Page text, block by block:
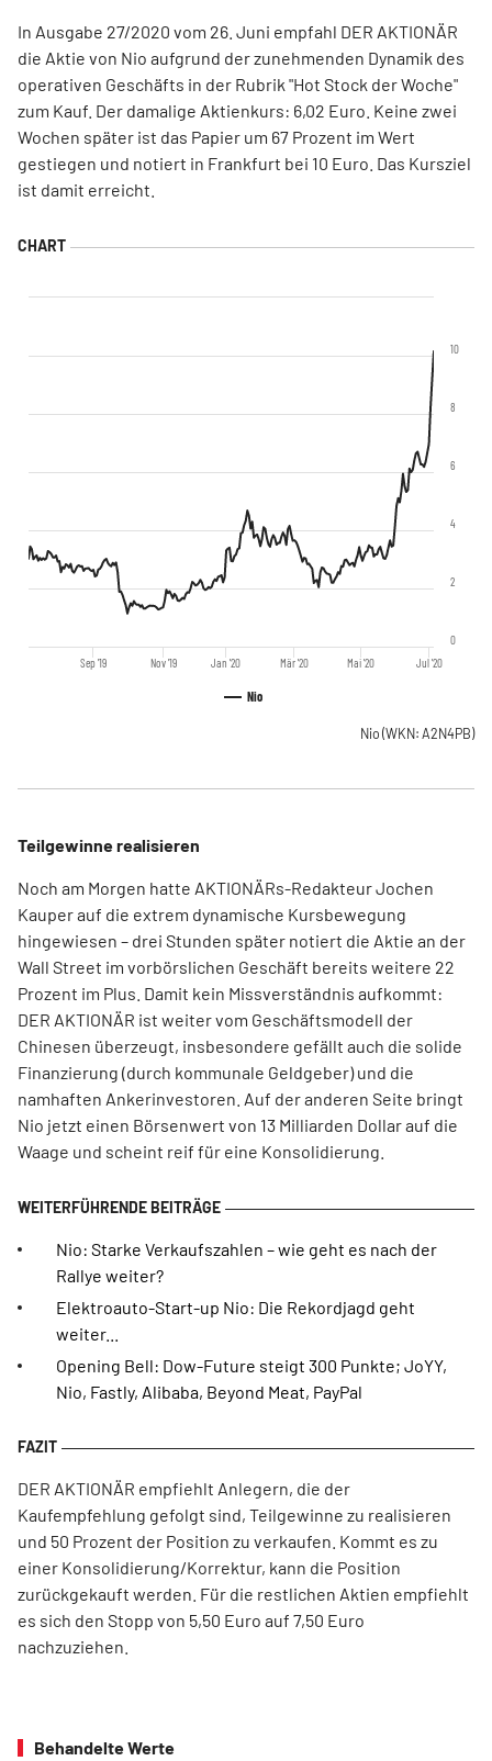
In Ausgabe 27/2020 vom 26. Juni empfahl DER AKTIONÄR
die Aktie von Nio aufgrund der zunehmenden Dynamik des
operativen Geschäfts in der Rubrik "Hot Stock der Woche"
zum Kauf. Der damalige Aktienkurs: 6,02 Euro. Keine zwei
Wochen später ist das Papier um 67 Prozent im Wert
gestiegen und notiert in Frankfurt bei 10 Euro. Das Kursziel
ist damit erreicht.
Nio
Sep '19 Nov '19 Jan '20 Mär '20 Mai '20 Jul '20
0
2
4
6
8
10
Nio (WKN: A2N4PB)
Teilgewinne realisieren
Noch am Morgen hatte AKTIONÄRs-Redakteur Jochen
Kauper auf die extrem dynamische Kursbewegung
hingewiesen – drei Stunden später notiert die Aktie an der
Wall Street im vorbörslichen Geschäft bereits weitere 22
Prozent im Plus. Damit kein Missverständnis aufkommt:
DER AKTIONÄR ist weiter vom Geschäftsmodell der
Chinesen überzeugt, insbesondere gefällt auch die solide
Finanzierung (durch kommunale Geldgeber) und die
namhaften Ankerinvestoren. Auf der anderen Seite bringt
Nio jetzt einen Börsenwert von 13 Milliarden Dollar auf die
Waage und scheint reif für eine Konsolidierung.
Nio: Starke Verkaufszahlen – wie geht es nach der
Rallye weiter?
Elektroauto-Start-up Nio: Die Rekordjagd geht
weiter...
Opening Bell: Dow-Future steigt 300 Punkte; JoYY,
Nio, Fastly, Alibaba, Beyond Meat, PayPal
DER AKTIONÄR empfiehlt Anlegern, die der
Kaufempfehlung gefolgt sind, Teilgewinne zu realisieren
und 50 Prozent der Position zu verkaufen. Kommt es zu
einer Konsolidierung/Korrektur, kann die Position
zurückgekauft werden. Für die restlichen Aktien empfiehlt
es sich den Stopp von 5,50 Euro auf 7,50 Euro
nachzuziehen.
Behandelte Werte